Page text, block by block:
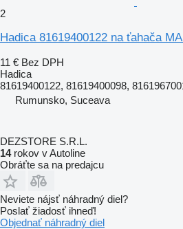
2
Hadica 81619400122 na ťahača
11 € Bez DPH
Hadica
81619400122, 81619400098,
Rumunsko, Suceava
DEZSTORE S.R.L.
14rokov v Autoline
Obráťte sa na predajcu
Neviete nájsť náhradný diel?
Poslať žiadosť ihneď!
Objednať náhradný diel